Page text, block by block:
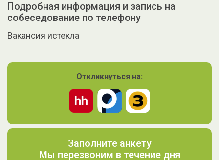
Подробная информация и запись на
собеседование по телефону
Вакансия истекла
Откликнуться на:
Заполните анкету
Мы перезвоним в течение дня